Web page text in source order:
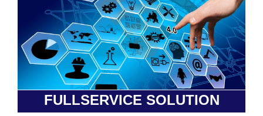
ASSISTENZA
POLITICA
Qualità
PRIVACY
FULLSERVICE SOLUTION